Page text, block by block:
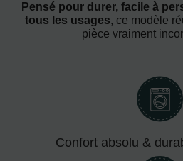
Pensé pour durer, facile à
tous les usages, ce modèle
pièce vraiment
Confort absolu &